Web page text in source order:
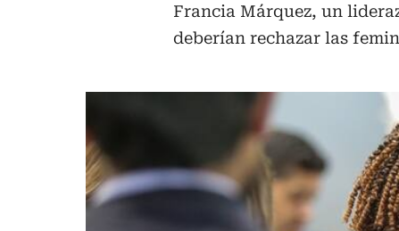
Francia Márquez, un
deberían rechazar las